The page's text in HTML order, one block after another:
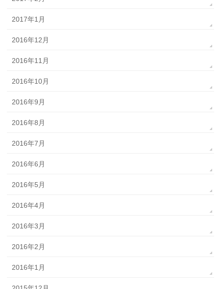
2017年1月
2016年12月
2016年11月
2016年10月
2016年9月
2016年8月
2016年7月
2016年6月
2016年5月
2016年4月
2016年3月
2016年2月
2016年1月